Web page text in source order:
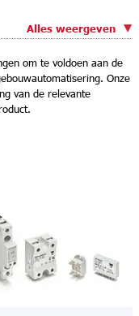
Alles weergeven
om te voldoen aan de
Onze
van de relevante